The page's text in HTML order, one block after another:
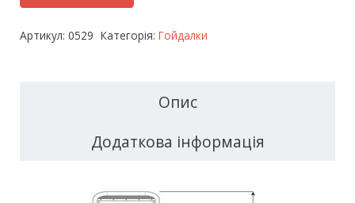
Артикул: 0529 Категорія: Гойдалки
Опис
Додаткова інформація